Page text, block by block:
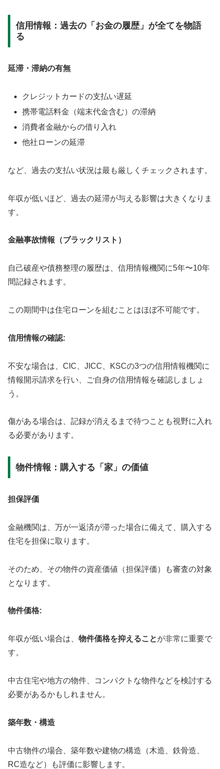
信用情報：過去の「お金の履歴」が全てを物語
る
延滞・滞納の有無
クレジットカードの支払い遅延
携帯電話料金（端末代金含む）の滞納
消費者金融からの借り入れ
他社ローンの延滞
など、過去の支払い状況は最も厳しくチェックされます。
年収が低いほど、過去の延滞が与える影響は大きくなりま
す。
金融事故情報（ブラックリスト）
自己破産や債務整理の履歴は、信用情報機関に5年〜10年
間記録されます。
この期間中は住宅ローンを組むことはほぼ不可能です。
信用情報の確認:
不安な場合は、CIC、JICC、KSCの3つの信用情報機関に
情報開示請求を行い、ご自身の信用情報を確認しましょ
う。
傷がある場合は、記録が消えるまで待つことも視野に入れ
る必要があります。
物件情報：購入する「家」の価値
担保評価
金融機関は、万が一返済が滞った場合に備えて、購入する
住宅を担保に取ります。
そのため、その物件の資産価値（担保評価）も審査の対象
となります。
物件価格:
年収が低い場合は、 物件価格を抑えることが非常に重要で
す。
中古住宅や地方の物件、コンパクトな物件などを検討する
必要があるかもしれません。
築年数・構造
中古物件の場合、築年数や建物の構造（木造、鉄骨造、
RC造など）も評価に影響します。